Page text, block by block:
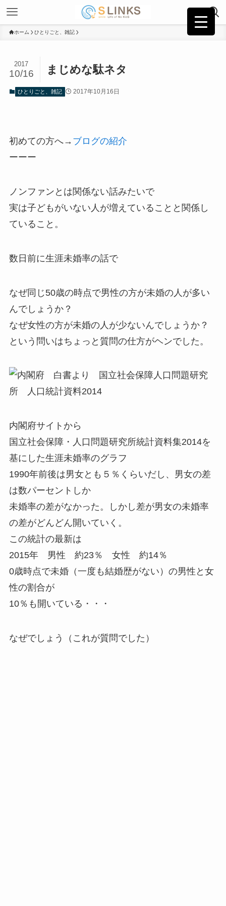
ホーム ひとりごと、雑記
まじめな駄ネタ
2017
10/16
ひとりごと、雑記 2017年10月16日
初めての方へ→ ブログの紹介
ーーー
ノンファンとは関係ない話みたいで
実は子どもがいない人が増えていることと関係し
ていること。
数日前に生涯未婚率の話で
なぜ同じ50歳の時点で男性の方が未婚の人が多い
んでしょうか？
なぜ女性の方が未婚の人が少ないんでしょうか？
という問いはちょっと質問の仕方がヘンでした。
内閣府サイトから
国立社会保障・人口問題研究所統計資料集2014を
基にした生涯未婚率のグラフ
1990年前後は男女とも５％くらいだし、男女の差
は数パーセントしか
未婚率の差がなかった。しかし差が男女の未婚率
の差がどんどん開いていく。
この統計の最新は
2015年 男性 約23％ 女性 約14％
0歳時点で未婚（一度も結婚歴がない）の男性と女
性の割合が
10％も開いている・・・
なぜでしょう（これが質問でした）